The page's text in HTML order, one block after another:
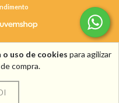
o uso de cookies para agilizar
compra.